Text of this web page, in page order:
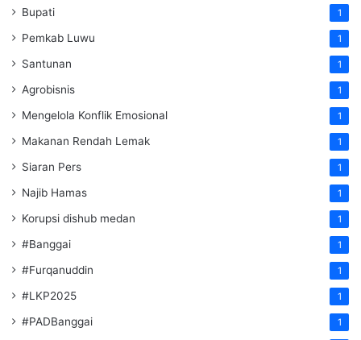
Bupati 1
Pemkab Luwu 1
Santunan 1
Agrobisnis 1
Mengelola Konflik Emosional 1
Makanan Rendah Lemak 1
Siaran Pers 1
Najib Hamas 1
Korupsi dishub medan 1
#Banggai 1
#Furqanuddin 1
#LKP2025 1
#PADBanggai 1